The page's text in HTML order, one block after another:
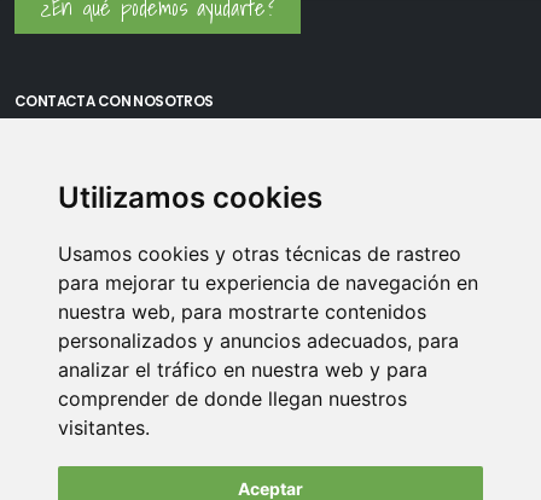
Utilizamos cookies
Usamos cookies y otras técnicas de rastreo
para mejorar tu experiencia de navegación en
nuestra web, para mostrarte contenidos
personalizados y anuncios adecuados, para
analizar el tráfico en nuestra web y para
comprender de donde llegan nuestros
visitantes.
Aceptar
CONTACTA CON NOSOTROS
Oficina Vitoria: Boulevard de Salburua 8, planta 3, 01002 - Vitoria-
Email:info@memoriasusb.com